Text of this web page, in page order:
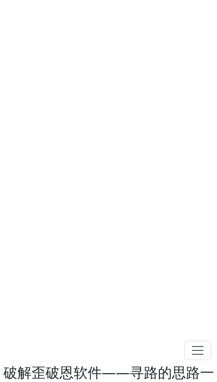
破解歪破恩软件——寻路的思路一